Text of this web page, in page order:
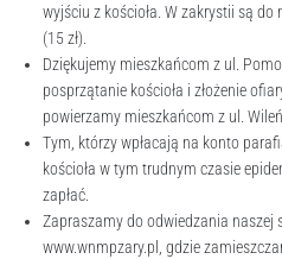
wyjściu z kościoła. W zakrystii są
(15 zł).
Dziękujemy mieszkańcom z ul.
posprzątanie kościoła i złożenie
powierzamy mieszkańcom z ul.
Tym, którzy wpłacają na konto
kościoła w tym trudnym czasie
zapłać.
Zapraszamy do odwiedzania naszej
www.wnmpzary.pl, gdzie